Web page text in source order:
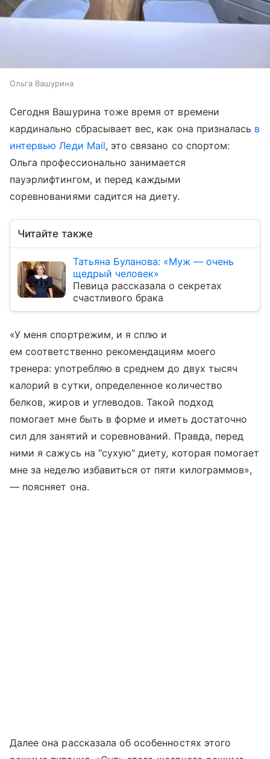
Ольга Вашурина
Сегодня Вашурина тоже время от времени
кардинально сбрасывает вес, как она призналась в
интервью Леди Mail, это связано со спортом:
Ольга профессионально занимается
пауэрлифтингом, и перед каждыми
соревнованиями садится на диету.
Читайте также
Татьяна Буланова: «Муж — очень
щедрый человек»
Певица рассказала о секретах
счастливого брака
«У меня спортрежим, и я сплю и
ем соответственно рекомендациям моего
тренера: употребляю в среднем до двух тысяч
калорий в сутки, определенное количество
белков, жиров и углеводов. Такой подход
помогает мне быть в форме и иметь достаточно
сил для занятий и соревнований. Правда, перед
ними я сажусь на "сухую" диету, которая помогает
мне за неделю избавиться от пяти килограммов»,
— поясняет она.
Далее она рассказала об особенностях этого